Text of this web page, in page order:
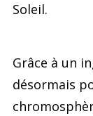
Soleil.
Grâce à un
désormais